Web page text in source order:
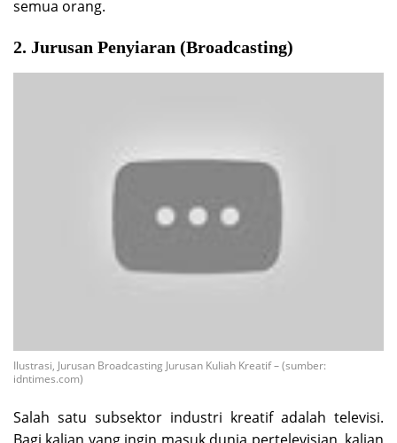
semua orang.
2. Jurusan Penyiaran (Broadcasting)
Ilustrasi, Jurusan Broadcasting Jurusan Kuliah Kreatif – (sumber:
idntimes.com)
Salah satu subsektor industri kreatif adalah televisi.